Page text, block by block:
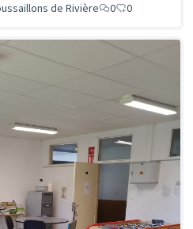
de Rivière 0 0